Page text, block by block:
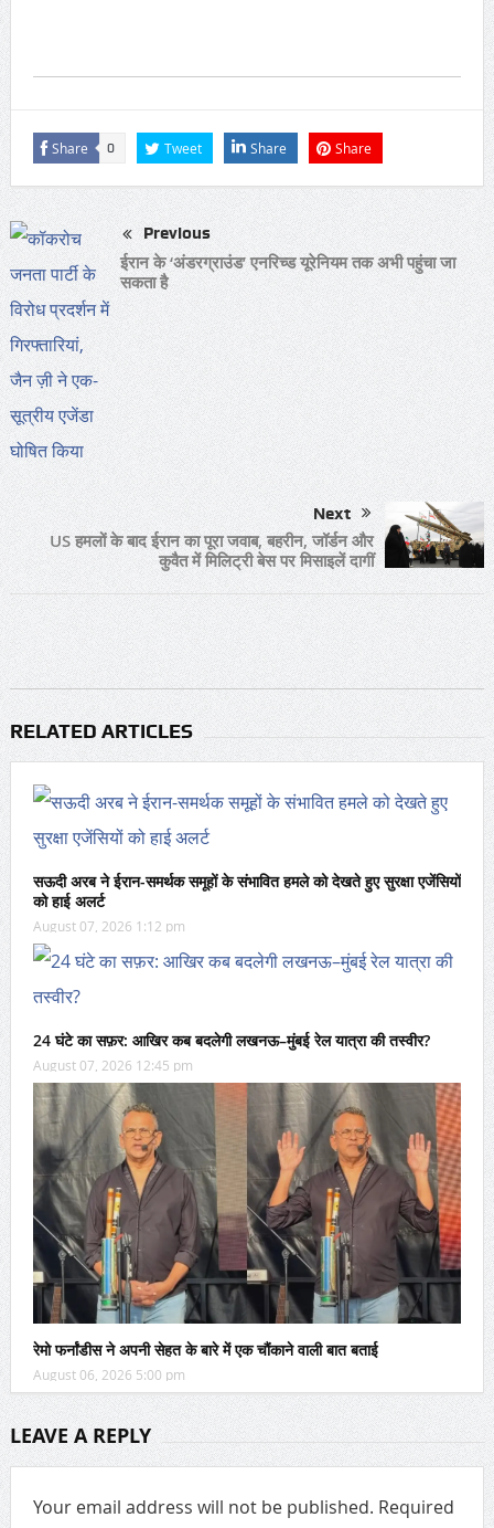
Share 0 Tweet Share Share
Previous
ईरान के ‘अंडरग्राउंड’ एनरिच्ड यूरेनियम तक अभी पहुंचा जा
सकता है
Next
US हमलों के बाद ईरान का पूरा जवाब, बहरीन, जॉर्डन और
कुवैत में मिलिट्री बेस पर मिसाइलें दागीं
RELATED ARTICLES
सऊदी अरब ने ईरान-समर्थक समूहों के संभावित हमले को देखते हुए सुरक्षा एजेंसियों
को हाई अलर्ट
August 07, 2026 1:12 pm
24 घंटे का सफ़र: आखिर कब बदलेगी लखनऊ–मुंबई रेल यात्रा की तस्वीर?
August 07, 2026 12:45 pm
रेमो फर्नांडीस ने अपनी सेहत के बारे में एक चौंकाने वाली बात बताई
August 06, 2026 5:00 pm
LEAVE A REPLY
Your email address will not be published. Required